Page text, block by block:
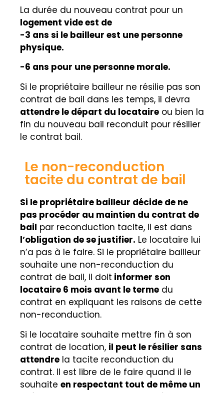
La durée du nouveau contrat pour un
logement vide est de
-3 ans si le bailleur est une personne
physique.
-6 ans pour une personne morale.
Si le propriétaire bailleur ne résilie pas son
contrat de bail dans les temps, il devra
attendre le départ du locataire ou bien la
fin du nouveau bail reconduit pour résilier
le contrat bail.
Le non-reconduction
tacite du contrat de bail
Si le propriétaire bailleur décide de ne
pas procéder au maintien du contrat de
bail par reconduction tacite, il est dans
l’obligation de se justifier. Le locataire lui
n’a pas à le faire. Si le propriétaire bailleur
souhaite une non-reconduction du
contrat de bail, il doit informer son
locataire 6 mois avant le terme du
contrat en expliquant les raisons de cette
non-reconduction.
Si le locataire souhaite mettre fin à son
contrat de location, il peut le résilier sans
attendre la tacite reconduction du
contrat. Il est libre de le faire quand il le
souhaite en respectant tout de même un